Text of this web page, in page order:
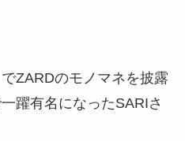
ZARDのモノマネを披露
躍有名になったSARIさ